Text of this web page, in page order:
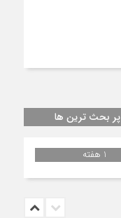
پر بحث ترین ها
1 هفته